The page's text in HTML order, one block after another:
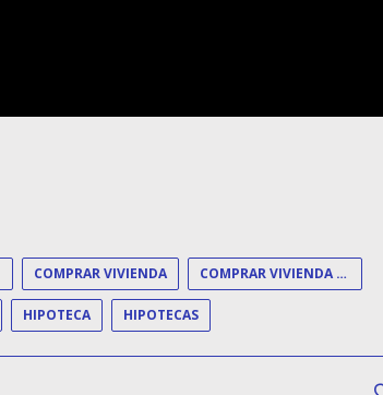
COMPRAR VIVIENDA COMPRAR VIVIENDA SIN HIPOTECA
HIPOTECA HIPOTECAS